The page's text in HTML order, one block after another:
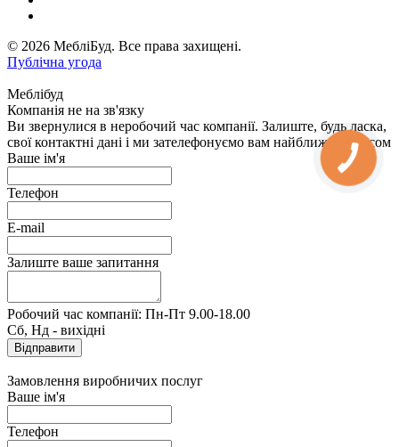
© 2026 МебліБуд. Все права захищені.
Публічна угода
Меблібуд
Компанія не на зв'язку
Ви звернулися в неробочий час компанії. Залиште, будь ласка,
свої контактні дані і ми зателефонуємо вам найближчим часом
Ваше ім'я
Телефон
E-mail
Залиште ваше запитання
Робочий час компанії: Пн-Пт 9.00-18.00
Сб, Нд - вихідні
Замовлення виробничих послуг
Ваше ім'я
Телефон